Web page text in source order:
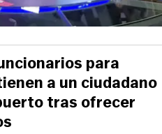
para
a un ciudadano
tras ofrecer